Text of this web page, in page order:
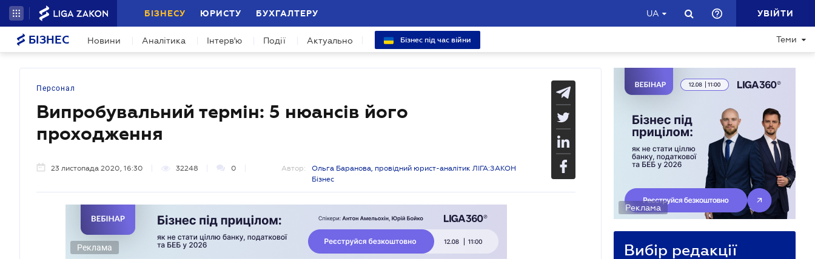
БІЗНЕСУ ЮРИСТУ БУХГАЛТЕРУ UA УВІЙТИ
БІЗНЕС Новини Аналітика Інтерв'ю Події Актуально Бізнес під час війни Теми
Персонал
Випробувальний термін: 5 нюансів його
проходження
23 листопада 2020, 16:30 32248 0 Автор:
Ольга Баранова, провідний юрист-аналітик ЛІГА:ЗАКОН
Бізнес
Реклама
Реклама
Вибір редакції